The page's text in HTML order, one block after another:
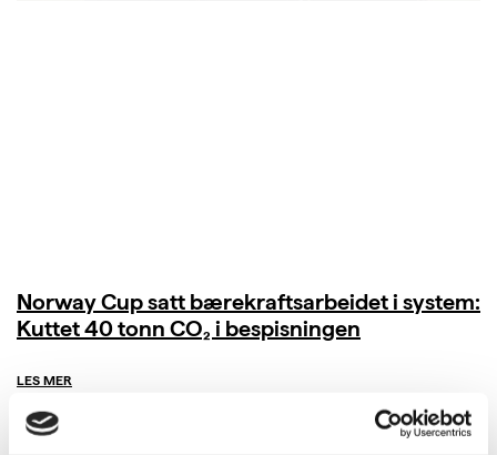
Norway Cup satt bærekraftsarbeidet i system:
Kuttet 40 tonn CO₂ i bespisningen
LES MER